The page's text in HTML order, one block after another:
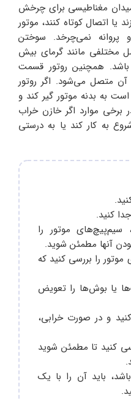
مغناطیسی برای چرخش
یا اتصال کوتاه کنند، موتور
پروانه نمی‌چرخد. سوختن
مختلفی مانند گرمای بیش
همچنین روتور قسمت
آن متصل می‌شود. اگر روتور
به بدنه موتور گیر کند و
برخی موارد اگر خازن خراب
به کار کند یا به درستی
کنید.
سیم‌پیچ‌های موتور را
آنها مطمئن شوید.
را بررسی کنید که
یا بوش‌ها را تعویض
و در صورت خرابی،
کنید تا مطمئن شوید
باید آن را با یک